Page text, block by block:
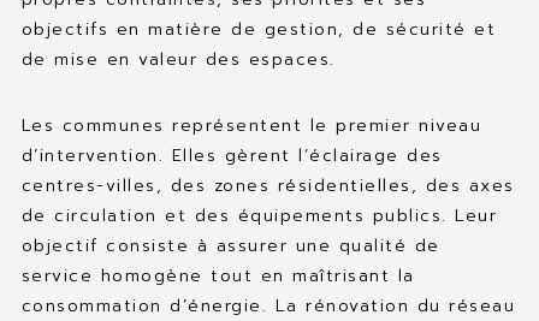
objectifs en matière de gestion, de sécurité et
de mise en valeur des espaces.
Les communes représentent le premier niveau
d’intervention. Elles gèrent l’éclairage des
centres-villes, des zones résidentielles, des axes
de circulation et des équipements publics. Leur
objectif consiste à assurer une qualité de
service homogène tout en maîtrisant la
consommation d’énergie. La rénovation du réseau